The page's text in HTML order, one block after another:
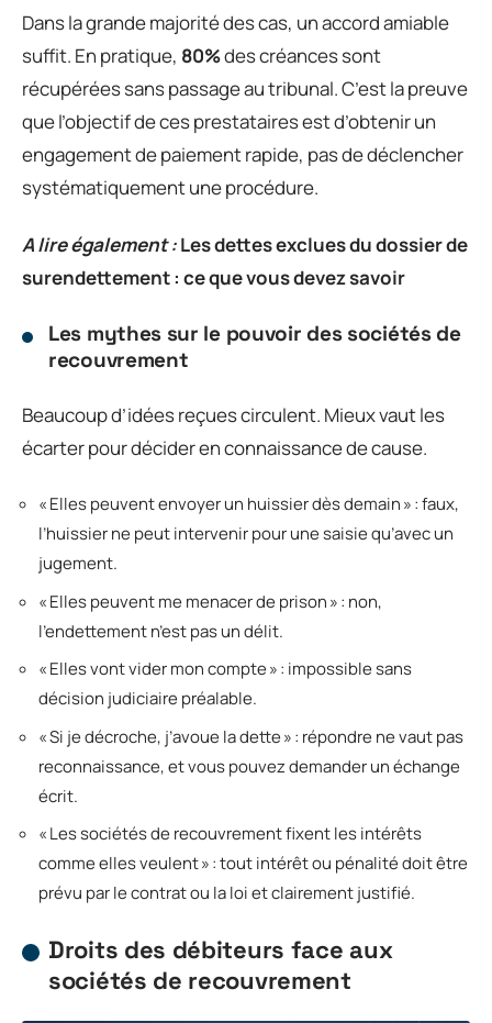
Dans la grande majorité des cas, un accord amiable
suffit. En pratique, 80%des créances sont
récupérées sans passage au tribunal. C’est la preuve
que l’objectif de ces prestataires est d’obtenir un
engagement de paiement rapide, pas de déclencher
systématiquement une procédure.
A lire également :Les dettes exclues du dossier de
surendettement : ce que vous devez savoir
Les mythes sur le pouvoir des sociétés de
recouvrement
Beaucoup d’idées reçues circulent. Mieux vaut les
écarter pour décider en connaissance de cause.
« Elles peuvent envoyer un huissier dès demain » : faux,
l’huissier ne peut intervenir pour une saisie qu’avec un
jugement.
« Elles peuvent me menacer de prison » : non,
l’endettement n’est pas un délit.
« Elles vont vider mon compte » : impossible sans
décision judiciaire préalable.
« Si je décroche, j’avoue la dette » : répondre ne vaut pas
reconnaissance, et vous pouvez demander un échange
écrit.
« Les sociétés de recouvrement fixent les intérêts
comme elles veulent » : tout intérêt ou pénalité doit être
prévu par le contrat ou la loi et clairement justifié.
Droits des débiteurs face aux
sociétés de recouvrement